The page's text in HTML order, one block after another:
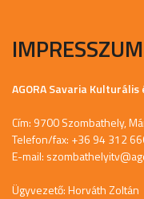
IMPRESSZUM
AGORA Savaria
Cím: 9700 Szombathely,
Telefon/fax: +36 94 312
E-mail:
Ügyvezető: Horváth Zoltán